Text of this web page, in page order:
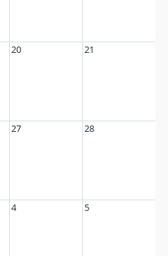
20 21
27 28
4 5